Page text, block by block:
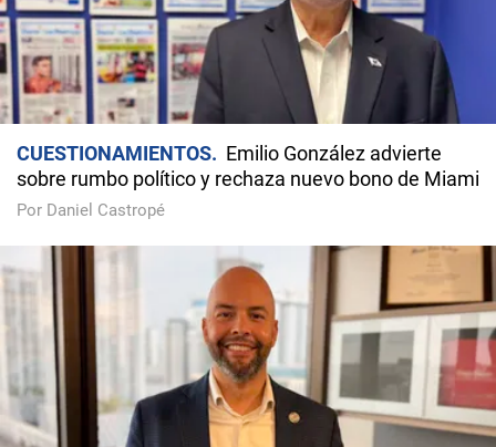
CUESTIONAMIENTOS
Emilio González advierte
sobre rumbo político y rechaza nuevo bono de Miami
Por Daniel Castropé